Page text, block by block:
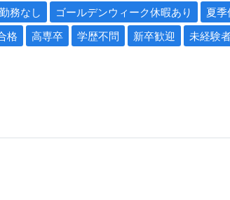
務なし ゴールデンウィーク休暇あり 夏季
格 高専卒 学歴不問 新卒歓迎 未経験